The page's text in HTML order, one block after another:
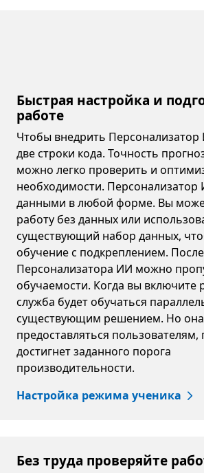
Быстрая настройка и
работе
Чтобы внедрить Персонализатор
две строки кода. Точность
можно легко проверить и
необходимости. Персонализатор
данными в любой форме. Вы
работу без данных или
существующий набор данных,
обучение с подкреплением.
Персонализатора ИИ можно
обучаемости. Когда вы включите
служба будет обучаться
существующим решением. Но она
предоставляться пользователям,
достигнет заданного порога
производительности.
Настройка режима ученика
Без труда проверяйте